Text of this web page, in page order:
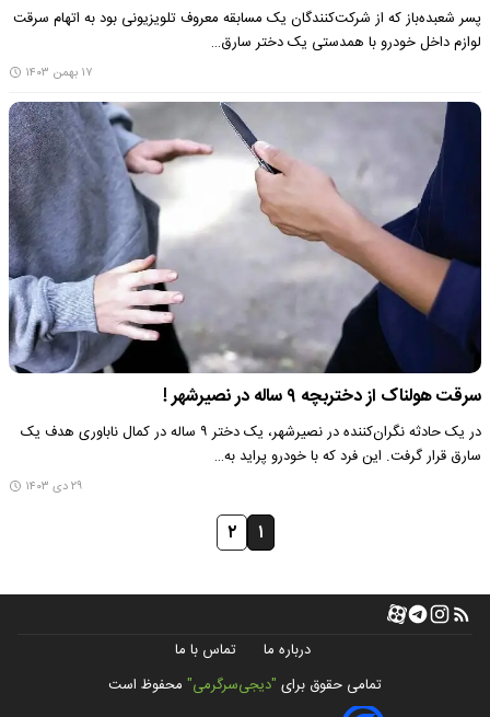
پسر شعبده‌باز که از شرکت‌کنندگان یک مسابقه معروف تلویزیونی بود به اتهام سرقت
لوازم داخل خودرو با همدستی یک دختر سارق…
۱۷ بهمن ۱۴۰۳
سرقت هولناک از دختربچه ۹ ساله در نصیرشهر !
در یک حادثه نگران‌کننده در نصیرشهر، یک دختر ۹ ساله در کمال ناباوری هدف یک
سارق قرار گرفت. این فرد که با خودرو پراید به…
۲۹ دی ۱۴۰۳
۱ ۲
درباره ما
تماس با ما
تمامی حقوق برای "دیجی‌سرگرمی" محفوظ است